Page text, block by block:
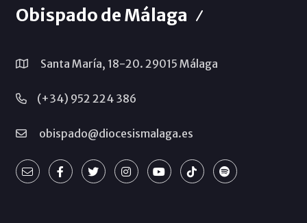
Obispado de Málaga
Santa María, 18-20. 29015 Málaga
(+34) 952 224 386
obispado@diocesismalaga.es